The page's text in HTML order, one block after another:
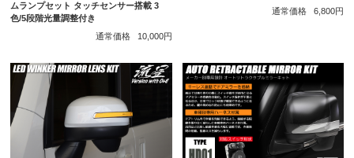
ムランプセット タッチセンサー搭載 3
色/5段階光量調整付き
通常価格
10,000円
通常価格
6,800円